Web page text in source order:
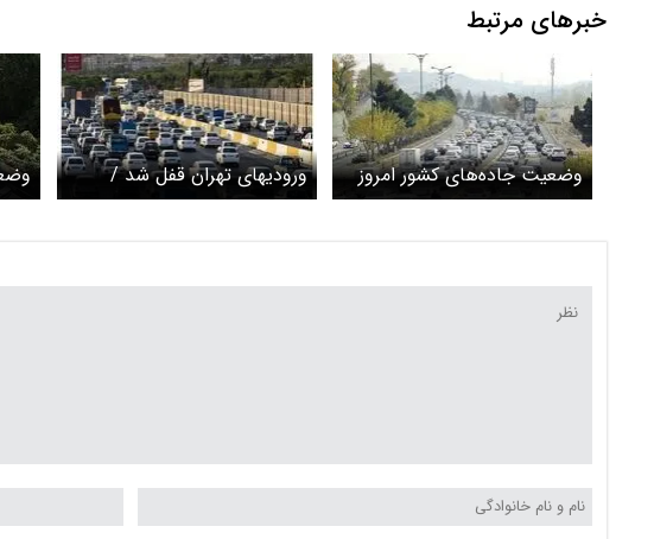
خبرهای مرتبط
وضعیت جاده‌های کشور امروز
سه‌شنبه ۲۶ خرداد ۱۴۰۵ /
ورودیهای تهران قفل شد /
ترافیک سنگین در جاده‌های